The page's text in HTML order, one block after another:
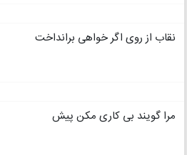
نقاب از روی اگر خواهی برانداخت
مرا گویند بی کاری مکن پیش